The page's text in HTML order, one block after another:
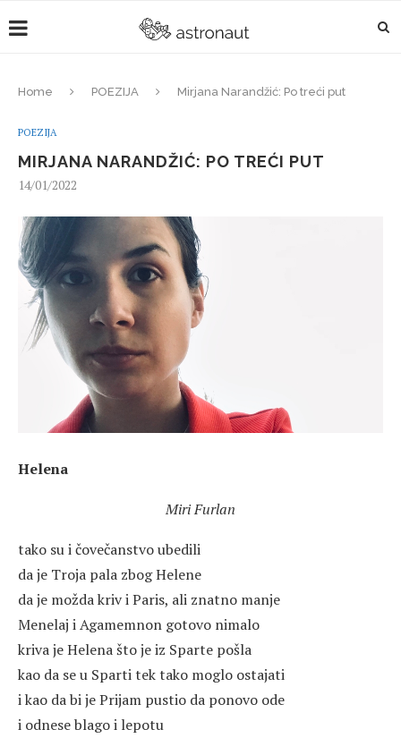
Home POEZIJA Mirjana Narandžić: Po treći put
POEZIJA
MIRJANA NARANDŽIĆ: PO TREĆI PUT
14/01/2022
Helena
Miri Furlan
tako su i čovečanstvo ubedili
da je Troja pala zbog Helene
da je možda kriv i Paris, ali znatno manje
Menelaj i Agamemnon gotovo nimalo
kriva je Helena što je iz Sparte pošla
kao da se u Sparti tek tako moglo ostajati
i kao da bi je Prijam pustio da ponovo ode
i odnese blago i lepotu